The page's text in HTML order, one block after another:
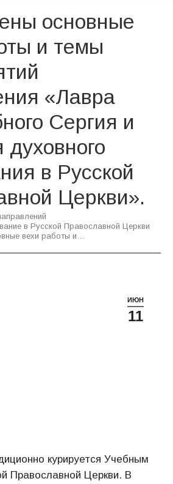
основные
и темы
«Лавра
Сергия и
в Русской
Церкви».
в Русской Православной Церкви
вехи работы и…
ИЮН
11
курируется Учебным
Православной Церкви. В